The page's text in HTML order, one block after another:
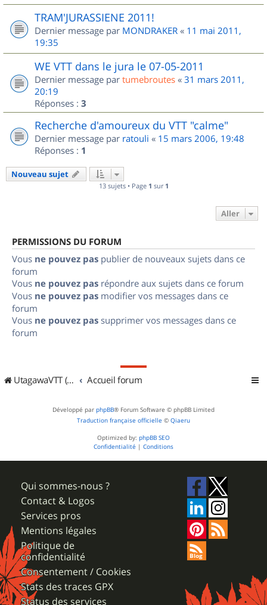
TRAM'JURASSIENE 2011!
Dernier message par MONDRAKER « 11 mai 2011,
19:35
WE VTT dans le jura le 07-05-2011
Dernier message par tumebroutes « 31 mars 2011,
20:19
Réponses : 3
Recherche d'amoureux du VTT "calme"
Dernier message par ratouli « 15 mars 2006, 19:48
Réponses : 1
Nouveau sujet
13 sujets • Page 1 sur 1
Aller
PERMISSIONS DU FORUM
Vous ne pouvez pas publier de nouveaux sujets dans ce
forum
Vous ne pouvez pas répondre aux sujets dans ce forum
Vous ne pouvez pas modifier vos messages dans ce
forum
Vous ne pouvez pas supprimer vos messages dans ce
forum
UtagawaVTT (Randos VTT et VTTAE avec traces GPS) Accueil forum
Développé par phpBB® Forum Software © phpBB Limited
Traduction française officielle © Qiaeru
Optimized by: phpBB SEO
Confidentialité | Conditions
Qui sommes-nous ?
Contact & Logos
Services pros
Mentions légales
Politique de
confidentialité
Consentement / Cookies
Stats des traces GPX
Status des services